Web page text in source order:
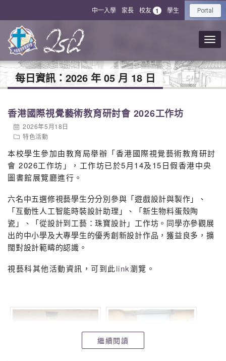
中一入學 家長 校友 1 學生 Portal
每日資訊： 2026 年 05 月 18 日
香港國際視覺藝術教育研討會 2026工作坊
2026年5月18日
特色活動
本校學生參加由教育局舉辦「香港國際視覺藝術教育研討
會 2026工作坊」，工作坊已於5月14及15日假香港中央
圖書館展覽廳進行。
六名中五選修視藝學生分分別參與「遊戲設計與製作」、
「互動性人工智能時裝設計助理」、「新生物料蛋殼陶
瓷」、「從設計到工藝：珠寶設計」工作坊。同學亦參觀展
出的中小學及大專學生的優秀創新設計作品，獲益良多，擴
闊對設計範疇的認識。
視藝科其他活動資訊，可到此link瀏覽。
繼續閱讀